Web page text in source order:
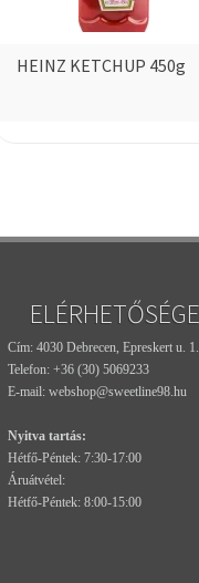
HEINZ KETCHUP 450g
Cím: 4030 Debrecen, Epreskert u. 1.
Telefon: +36 (30) 5069233
E-mail: webshop@sweetline98.hu
Nyitva tartás:
Hétfő-Péntek: 7:30-17:00
Áruátvétel:
Hétfő-Péntek: 8:00-15:00